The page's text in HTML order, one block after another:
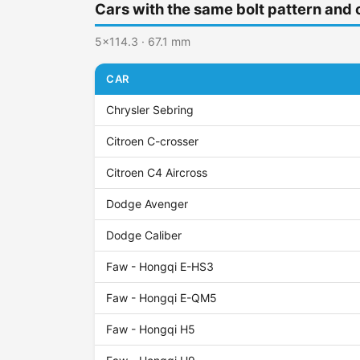
Cars with the same bolt pattern and
5x114.3 · 67.1 mm
CAR
Chrysler Sebring
Citroen C-crosser
Citroen C4 Aircross
Dodge Avenger
Dodge Caliber
Faw - Hongqi E-HS3
Faw - Hongqi E-QM5
Faw - Hongqi H5